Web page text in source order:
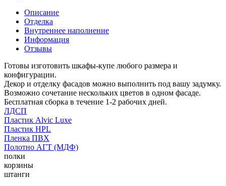
Описание
Отделка
Внутреннее наполнение
Информация
Отзывы
Готовы изготовить шкафы-купе любого размера и
конфигурации.
Декор и отделку фасадов можно выполнить под вашу задумку.
Возможно сочетание нескольких цветов в одном фасаде.
Бесплатная сборка в течение 1-2 рабочих дней.
ЛДСП
Пластик Alvic Luxe
Пластик HPL
Пленка ПВХ
Полотно АГТ (МДФ)
полки
корзины
штанги